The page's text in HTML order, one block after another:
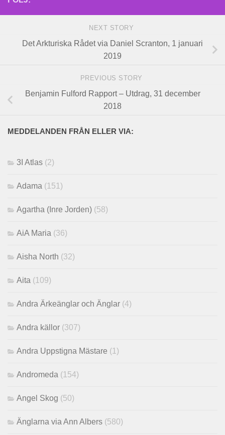
NEXT STORY
Det Arkturiska Rådet via Daniel Scranton, 1 januari
2019
PREVIOUS STORY
Benjamin Fulford Rapport – Utdrag, 31 december
2018
MEDDELANDEN FRÅN ELLER VIA:
3I Atlas (2)
Adama (151)
Agartha (Inre Jorden) (58)
AiA Maria (36)
Aisha North (32)
Aita (109)
Andra Ärkeänglar och Änglar (4)
Andra källor (307)
Andra Uppstigna Mästare (1)
Andromeda (154)
Angel Skog (50)
Änglarna via Ann Albers (580)